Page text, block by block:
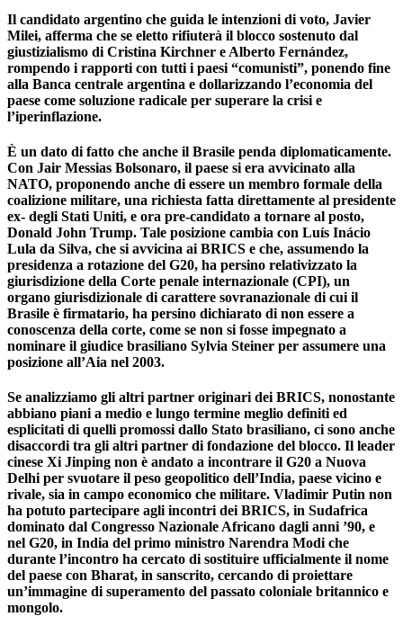
Il candidato argentino che guida le intenzioni di voto, Javier
Milei, afferma che se eletto rifiuterà il blocco sostenuto dal
giustizialismo di Cristina Kirchner e Alberto Fernández,
rompendo i rapporti con tutti i paesi “comunisti”, ponendo fine
alla Banca centrale argentina e dollarizzando l’economia del
paese come soluzione radicale per superare la crisi e
l’iperinflazione.
È un dato di fatto che anche il Brasile penda diplomaticamente.
Con Jair Messias Bolsonaro, il paese si era avvicinato alla
NATO, proponendo anche di essere un membro formale della
coalizione militare, una richiesta fatta direttamente al presidente
ex- degli Stati Uniti, e ora pre-candidato a tornare al posto,
Donald John Trump. Tale posizione cambia con Luís Inácio
Lula da Silva, che si avvicina ai BRICS e che, assumendo la
presidenza a rotazione del G20, ha persino relativizzato la
giurisdizione della Corte penale internazionale (CPI), un
organo giurisdizionale di carattere sovranazionale di cui il
Brasile è firmatario, ha persino dichiarato di non essere a
conoscenza della corte, come se non si fosse impegnato a
nominare il giudice brasiliano Sylvia Steiner per assumere una
posizione all’Aia nel 2003.
Se analizziamo gli altri partner originari dei BRICS, nonostante
abbiano piani a medio e lungo termine meglio definiti ed
esplicitati di quelli promossi dallo Stato brasiliano, ci sono anche
disaccordi tra gli altri partner di fondazione del blocco. Il leader
cinese Xi Jinping non è andato a incontrare il G20 a Nuova
Delhi per svuotare il peso geopolitico dell’India, paese vicino e
rivale, sia in campo economico che militare. Vladimir Putin non
ha potuto partecipare agli incontri dei BRICS, in Sudafrica
dominato dal Congresso Nazionale Africano dagli anni ’90, e
nel G20, in India del primo ministro Narendra Modi che
durante l’incontro ha cercato di sostituire ufficialmente il nome
del paese con Bharat, in sanscrito, cercando di proiettare
un’immagine di superamento del passato coloniale britannico e
mongolo.